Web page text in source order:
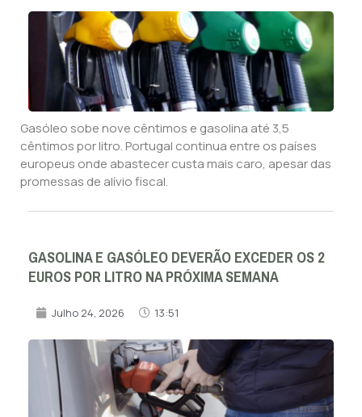
Gasóleo sobe nove cêntimos e gasolina até 3,5
cêntimos por litro. Portugal continua entre os países
europeus onde abastecer custa mais caro, apesar das
promessas de alívio fiscal.
GASOLINA E GASÓLEO DEVERÃO EXCEDER OS 2
EUROS POR LITRO NA PRÓXIMA SEMANA
Julho 24, 2026 13:51